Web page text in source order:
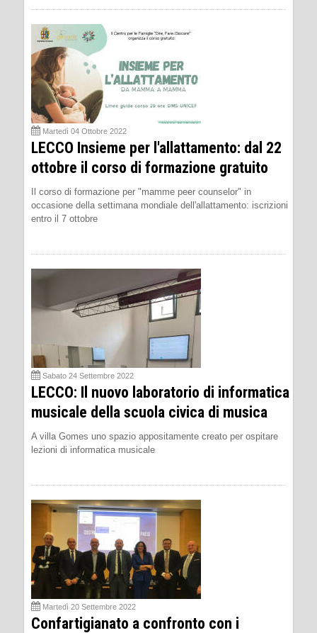
Martedì 04 Ottobre 2022
LECCO Insieme per l'allattamento: dal 22
ottobre il corso di formazione gratuito
Il corso di formazione per "mamme peer counselor" in
occasione della settimana mondiale dell'allattamento: iscrizioni
entro il 7 ottobre
Sabato 24 Settembre 2022
LECCO: Il nuovo laboratorio di informatica
musicale della scuola civica di musica
A villa Gomes uno spazio appositamente creato per ospitare
lezioni di informatica musicale
Martedì 20 Settembre 2022
Confartigianato a confronto con i